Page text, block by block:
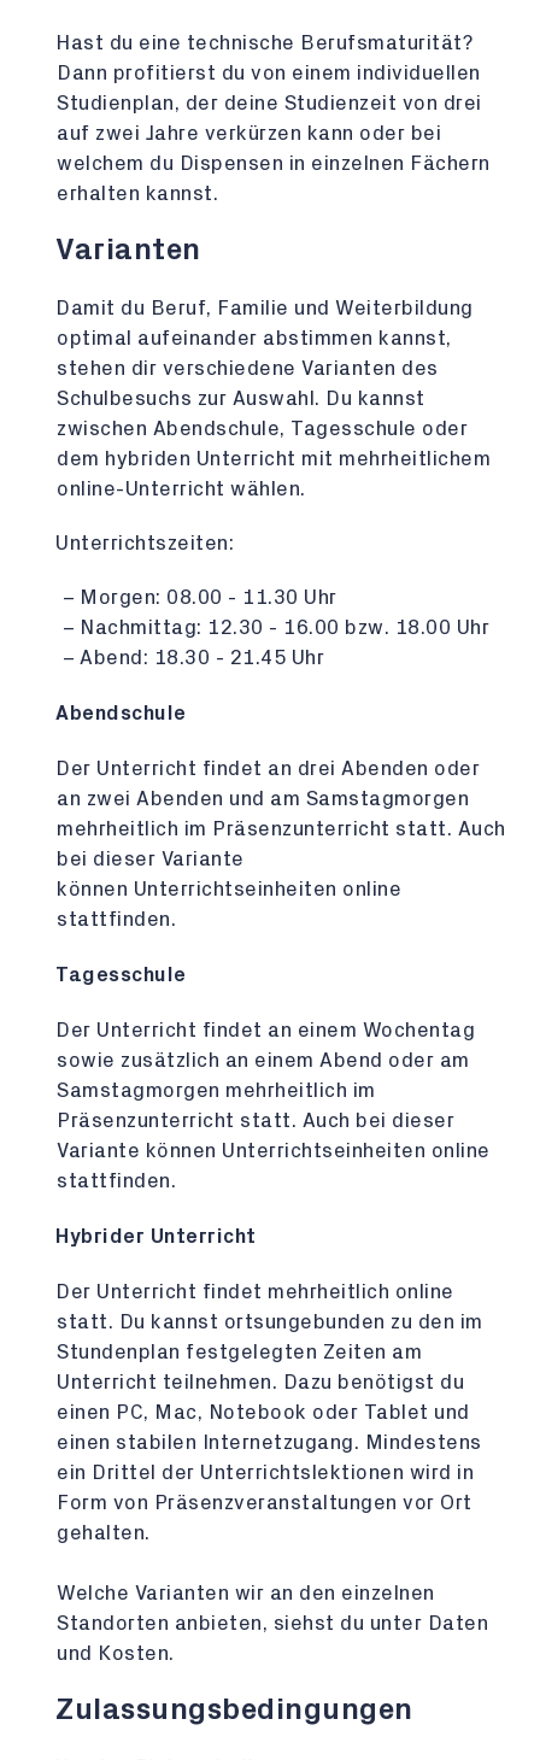
Hast du eine technische Berufsmaturität?
Dann profitierst du von einem individuellen
Studienplan, der deine Studienzeit von drei
auf zwei Jahre verkürzen kann oder bei
welchem du Dispensen in einzelnen Fächern
erhalten kannst.
Varianten
Damit du Beruf, Familie und Weiterbildung
optimal aufeinander abstimmen kannst,
stehen dir verschiedene Varianten des
Schulbesuchs zur Auswahl. Du kannst
zwischen Abendschule, Tagesschule oder
dem hybriden Unterricht mit mehrheitlichem
online-Unterricht wählen.
Unterrichtszeiten:
Morgen: 08.00 - 11.30 Uhr
Nachmittag: 12.30 - 16.00 bzw. 18.00 Uhr
Abend: 18.30 - 21.45 Uhr
Abendschule
Der Unterricht findet an drei Abenden oder
an zwei Abenden und am Samstagmorgen
mehrheitlich im Präsenzunterricht statt. Auch
bei dieser Variante
können Unterrichtseinheiten online
stattfinden.
Tagesschule
Der Unterricht findet an einem Wochentag
sowie zusätzlich an einem Abend oder am
Samstagmorgen mehrheitlich im
Präsenzunterricht statt. Auch bei dieser
Variante können Unterrichtseinheiten online
stattfinden.
Hybrider Unterricht
Der Unterricht findet mehrheitlich online
statt. Du kannst ortsungebunden zu den im
Stundenplan festgelegten Zeiten am
Unterricht teilnehmen. Dazu benötigst du
einen PC, Mac, Notebook oder Tablet und
einen stabilen Internetzugang. Mindestens
ein Drittel der Unterrichtslektionen wird in
Form von Präsenzveranstaltungen vor Ort
gehalten.
Welche Varianten wir an den einzelnen
Standorten anbieten, siehst du unter Daten
und Kosten.
Zulassungsbedingungen